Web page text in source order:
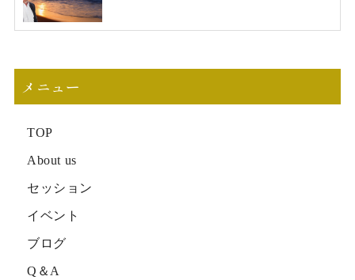
メニュー
TOP
About us
セッション
イベント
ブログ
Q＆A